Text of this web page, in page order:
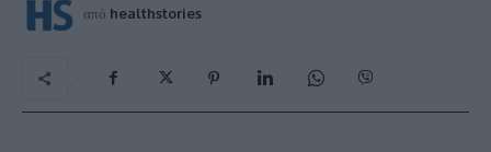
από healthstories